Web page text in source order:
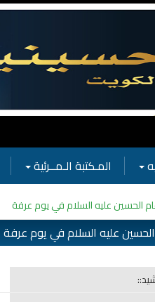
المـكتبة الـمــرئية
الحسين عليه السلام في يوم عرفة
الحسين عليه السلام في يوم عرفة